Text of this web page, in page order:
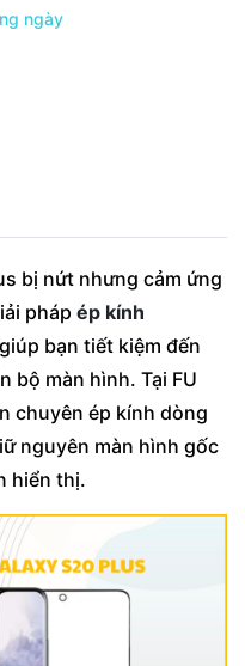
ngày
bị nứt nhưng cảm ứng
pháp ép kính
bạn tiết kiệm đến
bộ màn hình. Tại FU
chuyên ép kính dòng
nguyên màn hình gốc
hiển thị.